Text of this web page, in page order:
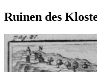
Ruinen des